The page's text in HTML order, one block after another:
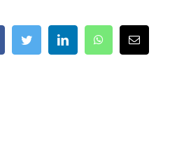
FacebookTwitter LinkedIn WhatsApp
E-
Mail